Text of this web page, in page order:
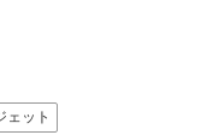
ェット